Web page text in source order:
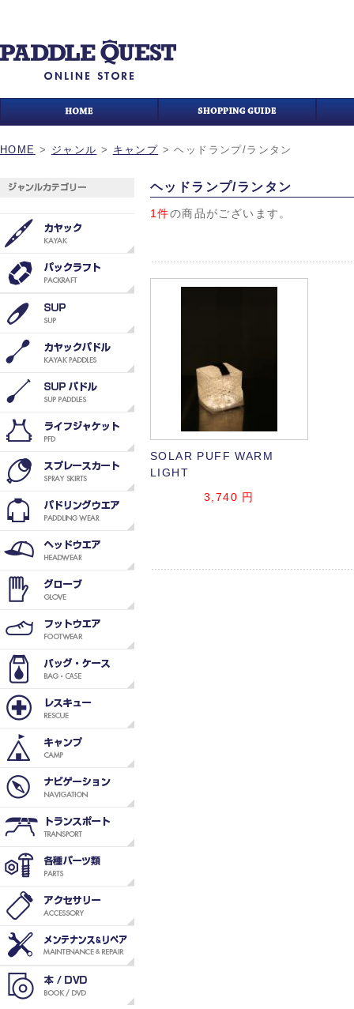
HOME > ジャンル > キャンプ >ヘッドランプ/ランタン
ヘッドランプ/ランタン
1件の商品がございます。
SOLAR PUFF WARM
LIGHT
3,740 円